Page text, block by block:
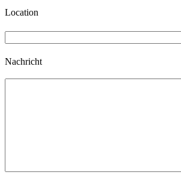
Location
Nachricht